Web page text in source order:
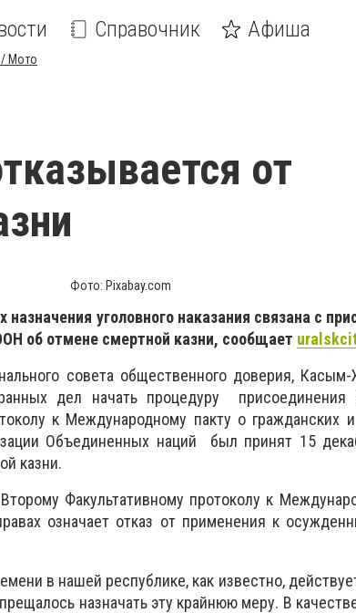
Справочник Афиша
Мото
от
Фото: Pixabay.com
назначения уголовного наказания связана с
об отмене смертной казни, сообщает
совета общественного доверия,
дел начать процедуру присоединения
к Международному пакту о гражданских
Объединенных наций был принят 15
казни.
Факультативному протоколу к
означает отказ от применения к
в нашей республике, как известно,
назначать эту крайнюю меру. В